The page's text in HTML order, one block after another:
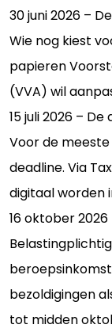
30 juni 2026 –
Wie nog kiest
papieren
(VVA) wil
15 juli 2026 –
Voor de
deadline. Via
digitaal worden
16 oktober
bezoldigingen
tot midden